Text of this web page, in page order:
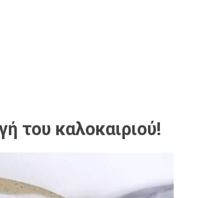
του καλοκαιριού!